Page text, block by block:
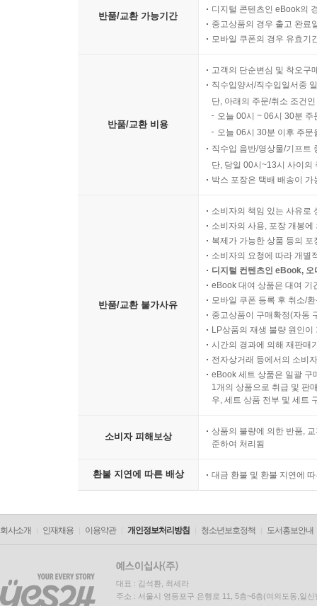
반품/교환 가능기간
디지털 콘텐츠인 eBook의
중고상품의 경우 출고 완료
모바일 쿠폰의 경우 유효기
반품/교환 비용
고객의 단순변심 및 착오구
직수입양서/직수입일서중
단, 아래의 주문/취소 조건
오늘 00시 ~ 06시 30분
오늘 06시 30분 이후 주
직수입 음반/영상물/기프트
단, 당일 00시~13시 사이의
박스 포장은 택배 배송이
반품/교환 불가사유
소비자의 책임 있는 사유로
소비자의 사용, 포장 개봉
복제가 가능한 상품 등의
소비자의 요청에 따라 개별
디지털 컨텐츠인 eBook,
eBook 대여 상품은 대여 기
모바일 쿠폰 등록 후 취소/
중고상품이 구매확정(자동
LP상품의 재생 불량 원인
시간의 경과에 의해 재판매
전자상거래 등에서의 소비
eBook 세트 상품은 일괄 구
1개의 상품으로 취급 및 판
우, 세트 상품 전부 및 세트
소비자 피해보상
상품의 불량에 의한 반품,
준하여 처리됨
환불 지연에 따른 배상 대금 환불 및 환불 지연에
회사소개 인재채용 이용약관 개인정보처리방침 청소년보호정책 도서홍보안내
대표 : 김석환, 최세라
주소 : 서울시 영등포구 은행로 11, 5층~6층(여의도동,일신